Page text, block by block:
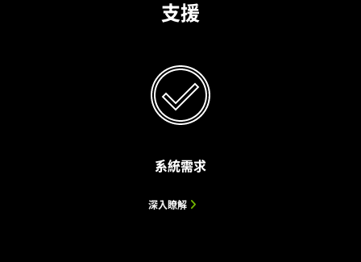
支援
系統需求
深入瞭解